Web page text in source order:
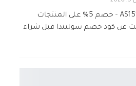
كود خصم سوليندا AS151 – خصم 5% على المنتجات
عن كود خصم سوليندا قبل شراء